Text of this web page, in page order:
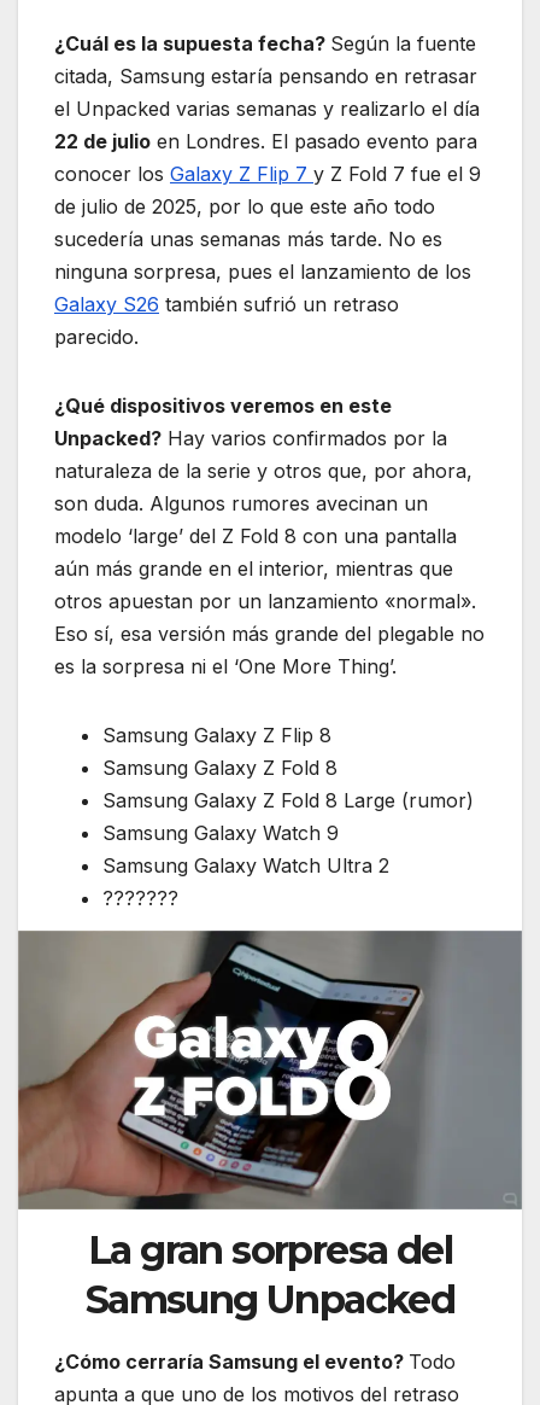
¿Cuál es la supuesta fecha? Según la fuente
citada, Samsung estaría pensando en retrasar
el Unpacked varias semanas y realizarlo el día
22 de julio en Londres. El pasado evento para
conocer los Galaxy Z Flip 7 y Z Fold 7 fue el 9
de julio de 2025, por lo que este año todo
sucedería unas semanas más tarde. No es
ninguna sorpresa, pues el lanzamiento de los
Galaxy S26 también sufrió un retraso
parecido.
¿Qué dispositivos veremos en este
Unpacked? Hay varios confirmados por la
naturaleza de la serie y otros que, por ahora,
son duda. Algunos rumores avecinan un
modelo ‘large’ del Z Fold 8 con una pantalla
aún más grande en el interior, mientras que
otros apuestan por un lanzamiento «normal».
Eso sí, esa versión más grande del plegable no
es la sorpresa ni el ‘One More Thing’.
Samsung Galaxy Z Flip 8
Samsung Galaxy Z Fold 8
Samsung Galaxy Z Fold 8 Large (rumor)
Samsung Galaxy Watch 9
Samsung Galaxy Watch Ultra 2
???????
La gran sorpresa del
Samsung Unpacked
¿Cómo cerraría Samsung el evento? Todo
apunta a que uno de los motivos del retraso